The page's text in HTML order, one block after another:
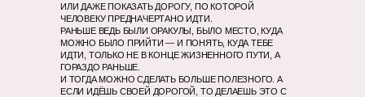
ИЛИ ДАЖЕ ПОКАЗАТЬ ДОРОГУ, ПО КОТОРОЙ
ЧЕЛОВЕКУ ПРЕДНAЧЕРТАНО ИДТИ.
РАНЬШЕ ВЕДЬ БЫЛИ ОРАКУЛЫ, БЫЛО МЕСТО, КУДА
МОЖНО БЫЛО ПРИЙТИ — И ПОНЯТЬ, КУДА ТЕБЕ
ИДТИ, ТОЛЬКО НЕ В КОНЦЕ ЖИЗНЕННОГО ПУТИ, А
ГОРАЗДО РАНЬШЕ.
И ТОГДА МОЖНО СДЕЛАТЬ БОЛЬШЕ ПОЛЕЗНОГО. А
ЕСЛИ ИДЁШЬ СВОЕЙ ДОРОГОЙ, ТО ДЕЛАЕШЬ ЭТО С